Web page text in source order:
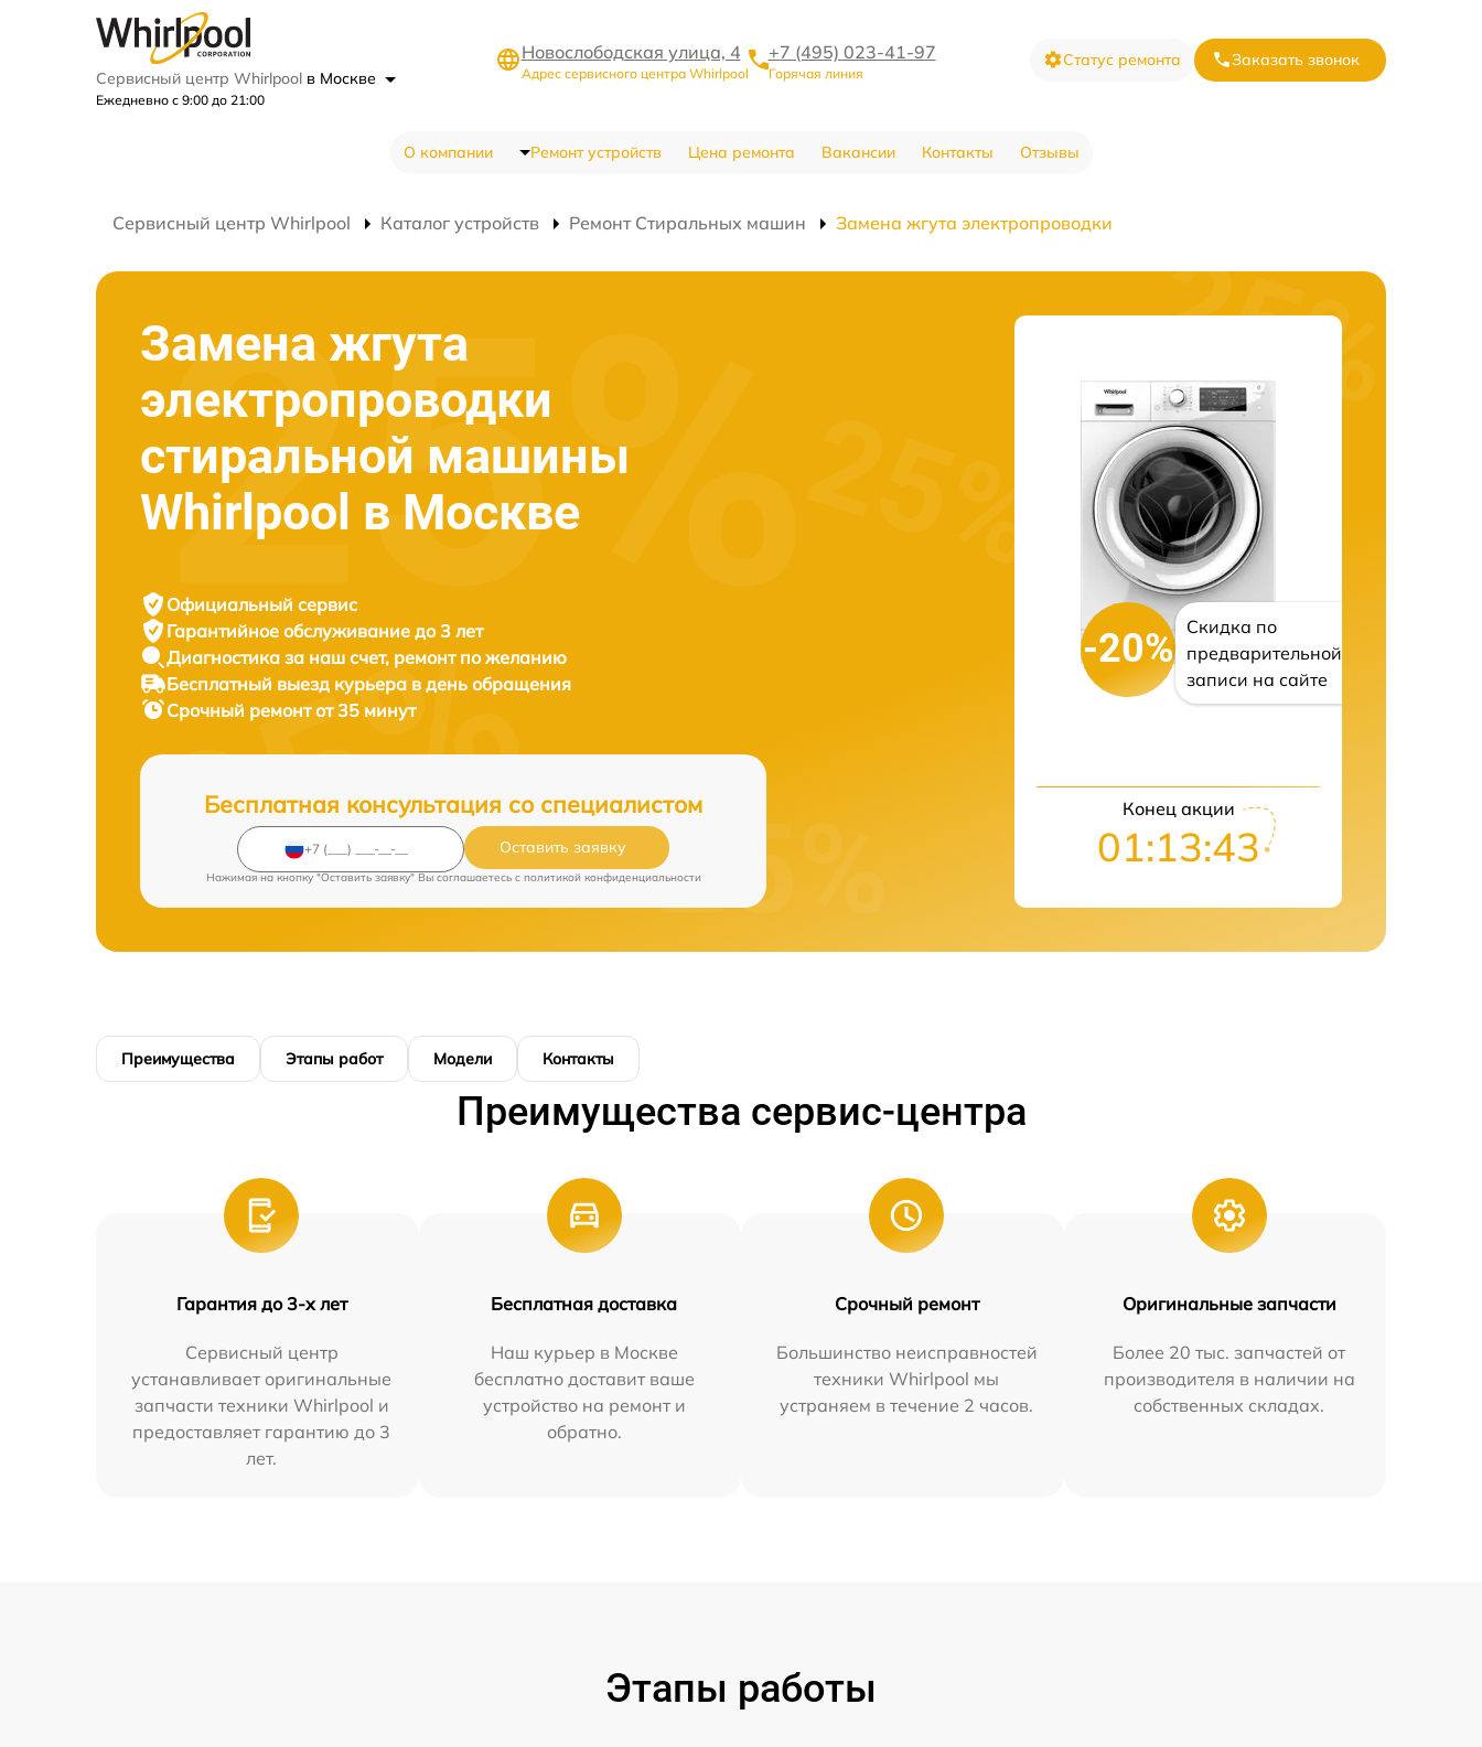
Сервисный центр Whirlpool в Москве
Ежедневно с 9:00 до 21:00
Новослободская улица, 4
Адрес сервисного центра Whirlpool
+7 (495) 023-41-97
Горячая линия
Статус ремонта Заказать звонок
О компании Ремонт устройств Цена ремонта Вакансии Контакты Отзывы
Сервисный центр Whirlpool Каталог устройств Ремонт Стиральных машин Замена жгута электропроводки
Замена жгута
электропроводки
стиральной машины
Whirlpool в Москве
Официальный сервис
Гарантийное обслуживание до 3 лет
Диагностика за наш счет, ремонт по желанию
Бесплатный выезд курьера в день обращения
Срочный ремонтот 35 минут
Бесплатная консультация со специалистом
Оставить заявку
Нажимая на кнопку "Оставить заявку" Вы соглашаетесь c политикой конфиденциальности
-20%
Скидка по
предварительной
записи на сайте
Конец акции
01:13:42
Преимущества Этапы работ Модели Контакты
Преимущества сервис-центра
Гарантия до 3-х лет
Сервисный центр
устанавливает оригинальные
запчасти техники Whirlpool и
предоставляет гарантию до 3
лет.
Бесплатная доставка
Наш курьер в Москве
бесплатно доставит ваше
устройство на ремонт и
обратно.
Срочный ремонт
Большинство неисправностей
техники Whirlpool мы
устраняем в течение 2 часов.
Оригинальные запчасти
Более 20 тыс. запчастей от
производителя в наличии на
собственных складах.
Этапы работы